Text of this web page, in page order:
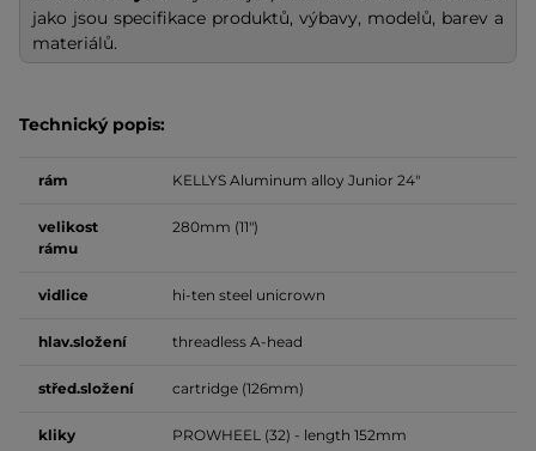
jako jsou specifikace produktů, výbavy, modelů, barev a
materiálů.
Technický popis:
rám KELLYS Aluminum alloy Junior 24"
velikost
rámu
280mm (11")
vidlice hi-ten steel unicrown
hlav.složení threadless A-head
střed.složení cartridge (126mm)
kliky PROWHEEL (32) - length 152mm